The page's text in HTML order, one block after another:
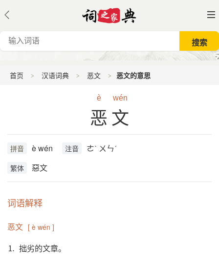
首页 汉语词典 恶文 恶文的意思
è wén
恶文
拼音 è wén 注音 ㄜˋ ㄨㄣˊ
繁体 惡文
词语解释
恶文 [ è wén ]
⒈ 拙劣的文章。